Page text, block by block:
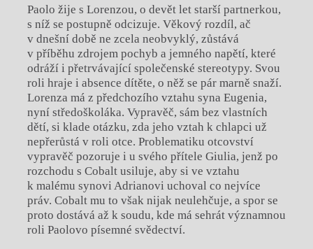
Paolo žije s Lorenzou, o devět let starší partnerkou,
s níž se postupně odcizuje. Věkový rozdíl, ač
v dnešní době ne zcela neobvyklý, zůstává
v příběhu zdrojem pochyb a jemného napětí, které
odráží i přetrvávající společenské stereotypy. Svou
roli hraje i absence dítěte, o něž se pár marně snaží.
Lorenza má z předchozího vztahu syna Eugenia,
nyní středoškoláka. Vypravěč, sám bez vlastních
dětí, si klade otázku, zda jeho vztah k chlapci už
nepřerůstá v roli otce. Problematiku otcovství
vypravěč pozoruje i u svého přítele Giulia, jenž po
rozchodu s Cobalt usiluje, aby si ve vztahu
k malému synovi Adrianovi uchoval co nejvíce
práv. Cobalt mu to však nijak neulehčuje, a spor se
proto dostává až k soudu, kde má sehrát významnou
roli Paolovo písemné svědectví.